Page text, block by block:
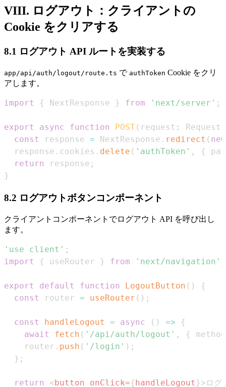
VIII. ログアウト：クライアントの
Cookie をクリアする
8.1 ログアウト API ルートを実装する
app/api/auth/logout/route.ts で authToken Cookie をクリ
アします。
import { NextResponse } from 'next/server' ;
export async function POST( request : Request
const
response = NextResponse . redirect ( new
  response
. cookies . delete ( 'authToken' , {
return
response ;
}
8.2 ログアウトボタンコンポーネント
クライアントコンポーネントでログアウト API を呼び出し
ます。
'use client' ;
import
{ useRouter } from 'next/navigation'
export default function LogoutButton ( )
{
const
router = useRouter ( ) ;
const handleLogout = async ( ) =>
{
await
fetch ( '/api/auth/logout' , {
method
    router
. push ( '/login' ) ;
} ;
return <button onClick={handleLogout }> ログ